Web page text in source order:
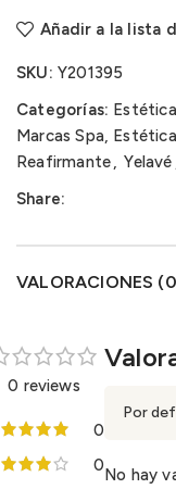
Añadir a la lista
SKU: Y201395
Categorías:
Marcas Spa,
Reafirmante, Yelavé
Share:
VALORACIONES
0 reviews
0
0No hay